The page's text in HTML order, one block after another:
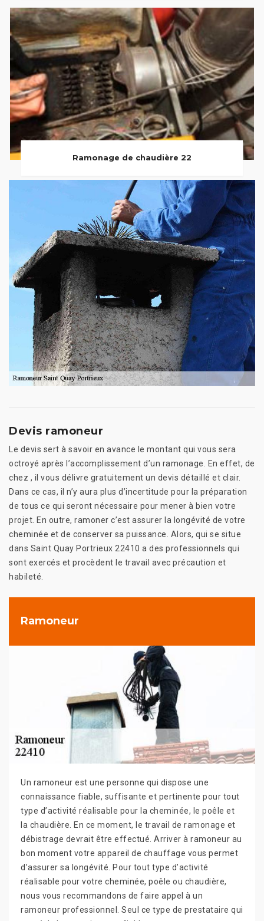
Ramonage de chaudière 22
Devis ramoneur
Le devis sert à savoir en avance le montant qui vous sera
octroyé après l’accomplissement d’un ramonage. En effet, de
chez , il vous délivre gratuitement un devis détaillé et clair.
Dans ce cas, il n’y aura plus d’incertitude pour la préparation
de tous ce qui seront nécessaire pour mener à bien votre
projet. En outre, ramoner c’est assurer la longévité de votre
cheminée et de conserver sa puissance. Alors, qui se situe
dans Saint Quay Portrieux 22410 a des professionnels qui
sont exercés et procèdent le travail avec précaution et
habileté.
Ramoneur
Un ramoneur est une personne qui dispose une
connaissance fiable, suffisante et pertinente pour tout
type d’activité réalisable pour la cheminée, le poêle et
la chaudière. En ce moment, le travail de ramonage et
débistrage devrait être effectué. Arriver à ramoneur au
bon moment votre appareil de chauffage vous permet
d’assurer sa longévité. Pour tout type d’activité
réalisable pour votre cheminée, poêle ou chaudière,
nous vous recommandons de faire appel à un
ramoneur professionnel. Seul ce type de prestataire qui